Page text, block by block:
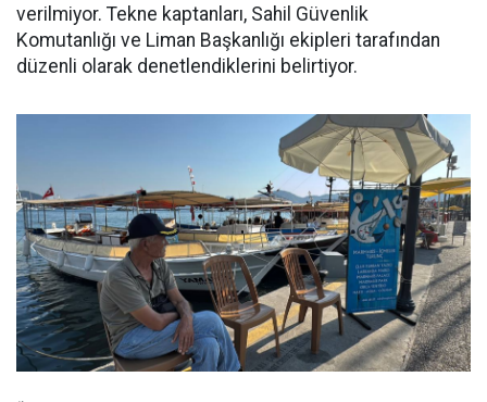
verilmiyor. Tekne kaptanları, Sahil Güvenlik
Komutanlığı ve Liman Başkanlığı ekipleri tarafından
düzenli olarak denetlendiklerini belirtiyor.